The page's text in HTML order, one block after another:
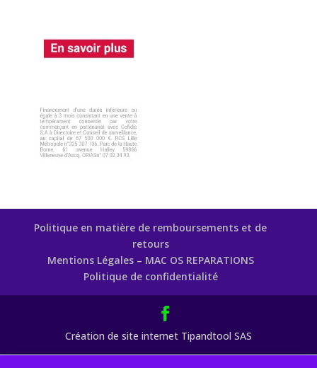
Politique en matière de remboursements et de
retours
Mentions Légales – MAC OS REPARATIONS
Politique de confidentialité
Création de site internet Tipandtool SAS